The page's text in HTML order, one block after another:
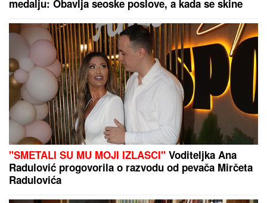
ZA PAR SATI STIŽE NEVREME U OVAJ DEO
SRBIJE:
Spremite se za grmljavinu i udare jakog
vetra